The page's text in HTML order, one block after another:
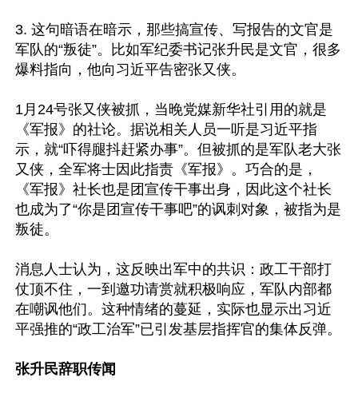
3. 这句暗语在暗示，那些搞宣传、写报告的文官是
军队的“叛徒”。比如军纪委书记张升民是文官，很多
爆料指向，他向习近平告密张又侠。
1月24号张又侠被抓，当晚党媒新华社引用的就是
《军报》的社论。据说相关人员一听是习近平指
示，就“吓得腿抖赶紧办事”。但被抓的是军队老大张
又侠，全军将士因此指责《军报》。巧合的是，
《军报》社长也是团宣传干事出身，因此这个社长
也成为了“你是团宣传干事吧”的讽刺对象，被指为是
叛徒。
消息人士认为，这反映出军中的共识：政工干部打
仗顶不住，一到邀功请赏就积极响应，军队内部都
在嘲讽他们。这种情绪的蔓延，实际也显示出习近
平强推的“政工治军”已引发基层指挥官的集体反弹。
张升民辞职传闻